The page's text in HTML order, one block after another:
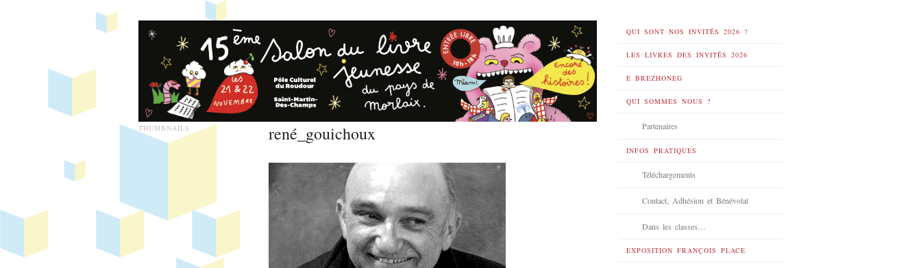
QUI SONT NOS INVITÉS 2026 ?
LES LIVRES DES INVITÉS 2026
E BREZHONEG
QUI SOMMES NOUS ?
Partenaires
INFOS PRATIQUES
Téléchargements
Contact, Adhésion et Bénévolat
Dans les classes…
EXPOSITION FRANÇOIS PLACE
rené_gouichoux
THUMBNAILS